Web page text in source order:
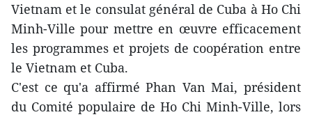
Vietnam et le consulat général de Cuba à Ho Chi
Minh-Ville pour mettre en œuvre efficacement
les programmes et projets de coopération entre
le Vietnam et Cuba.
C'est ce qu'a affirmé Phan Van Mai, président
du Comité populaire de Ho Chi Minh-Ville, lors